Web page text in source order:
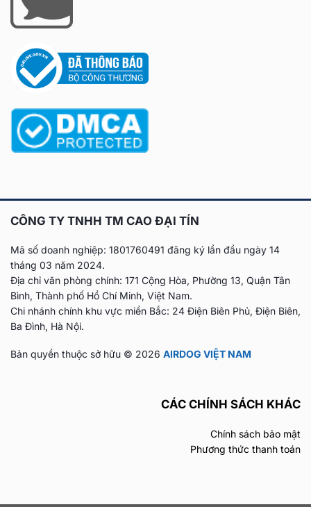
CÔNG TY TNHH TM CAO ĐẠI TÍN
Mã số doanh nghiệp: 1801760491 đăng ký lần đầu ngày 14
tháng 03 năm 2024.
Địa chỉ văn phòng chính: 171 Cộng Hòa, Phường 13, Quận Tân
Bình, Thành phố Hồ Chí Minh, Việt Nam.
Chi nhánh chính khu vực miền Bắc: 24 Điện Biên Phủ, Điện Biên,
Ba Đình, Hà Nội.
Bản quyền thuộc sở hữu © 2026 AIRDOG VIỆT NAM
CÁC CHÍNH SÁCH KHÁC
Chính sách bảo mật
Phương thức thanh toán